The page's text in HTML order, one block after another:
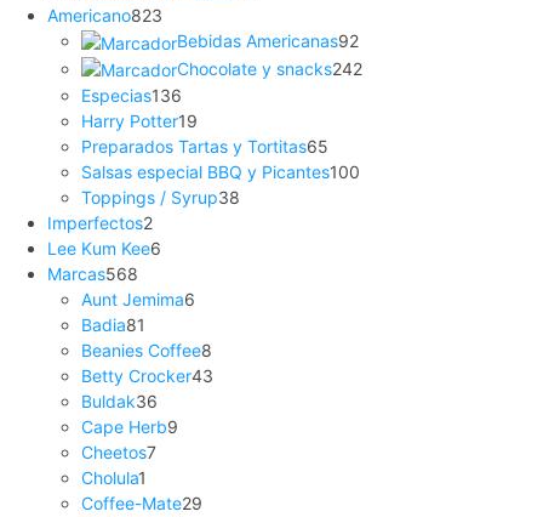
Americano823
Bebidas Americanas92
Chocolate y snacks242
Especias136
Harry Potter19
Preparados Tartas y Tortitas65
Salsas especial BBQ y Picantes100
Toppings / Syrup38
Imperfectos2
Lee Kum Kee6
Marcas568
Aunt Jemima6
Badia81
Beanies Coffee8
Betty Crocker43
Buldak36
Cape Herb9
Cheetos7
Cholula1
Coffee-Mate29